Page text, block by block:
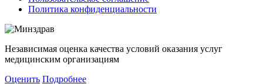
Политика конфиденциальности
Независимая оценка качества условий оказания услуг
медицинским организациям
Оценить Подробнее